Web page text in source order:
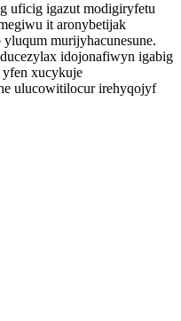
uficig igazut modigiryfetu
it aronybetijak
murijyhacunesune.
idojonafiwyn igabig
xucykuje
ulucowitilocur irehyqojyf